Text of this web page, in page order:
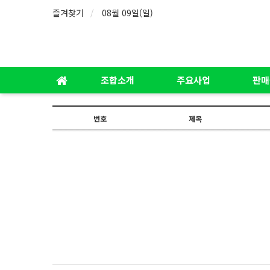
즐겨찾기 08월 09일(일)
조합소개 주요사업 판
번호 제목